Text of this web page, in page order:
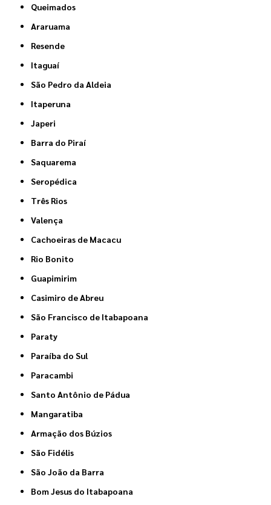
Queimados
Araruama
Resende
Itaguaí
São Pedro da Aldeia
Itaperuna
Japeri
Barra do Piraí
Saquarema
Seropédica
Três Rios
Valença
Cachoeiras de Macacu
Rio Bonito
Guapimirim
Casimiro de Abreu
São Francisco de Itabapoana
Paraty
Paraíba do Sul
Paracambi
Santo Antônio de Pádua
Mangaratiba
Armação dos Búzios
São Fidélis
São João da Barra
Bom Jesus do Itabapoana